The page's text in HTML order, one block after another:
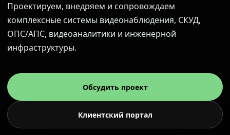
Проектируем, внедряем и сопровождаем
комплексные системы видеонаблюдения, СКУД,
ОПС/АПС, видеоаналитики и инженерной
инфраструктуры.
Обсудить проект
Клиентский портал